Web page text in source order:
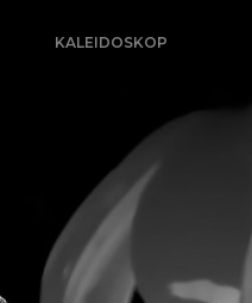
KALEIDOSKOP